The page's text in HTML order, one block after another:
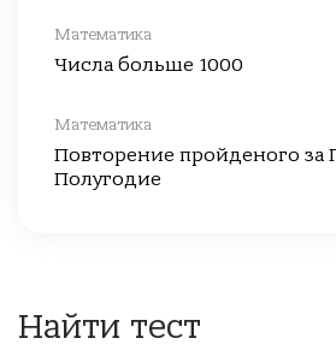
Математика
Числа больше 1000
Математика
Повторение пройденого за
Полугодие
Найти тест